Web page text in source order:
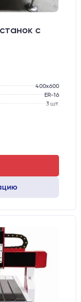
с
400х600
ER-16
3 шт.